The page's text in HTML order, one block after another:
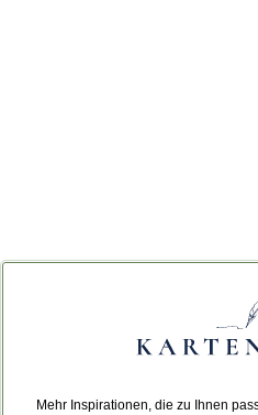
Mehr Inspirationen, die zu Ihnen